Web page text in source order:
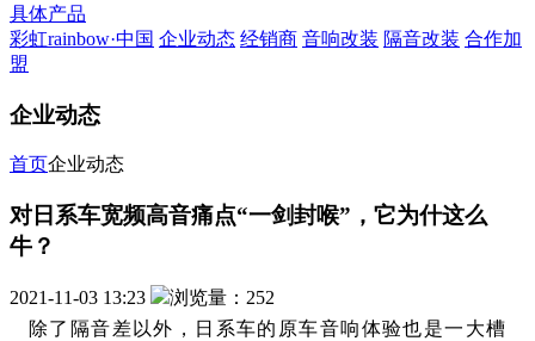
具体产品
彩虹rainbow·中国 企业动态 经销商 音响改装 隔音改装 合作加
盟
企业动态
首页企业动态
对日系车宽频高音痛点“一剑封喉”，它为什这么
牛？
2021-11-03 13:23 浏览量：252
除了隔音差以外，日系车的原车音响体验也是一大槽